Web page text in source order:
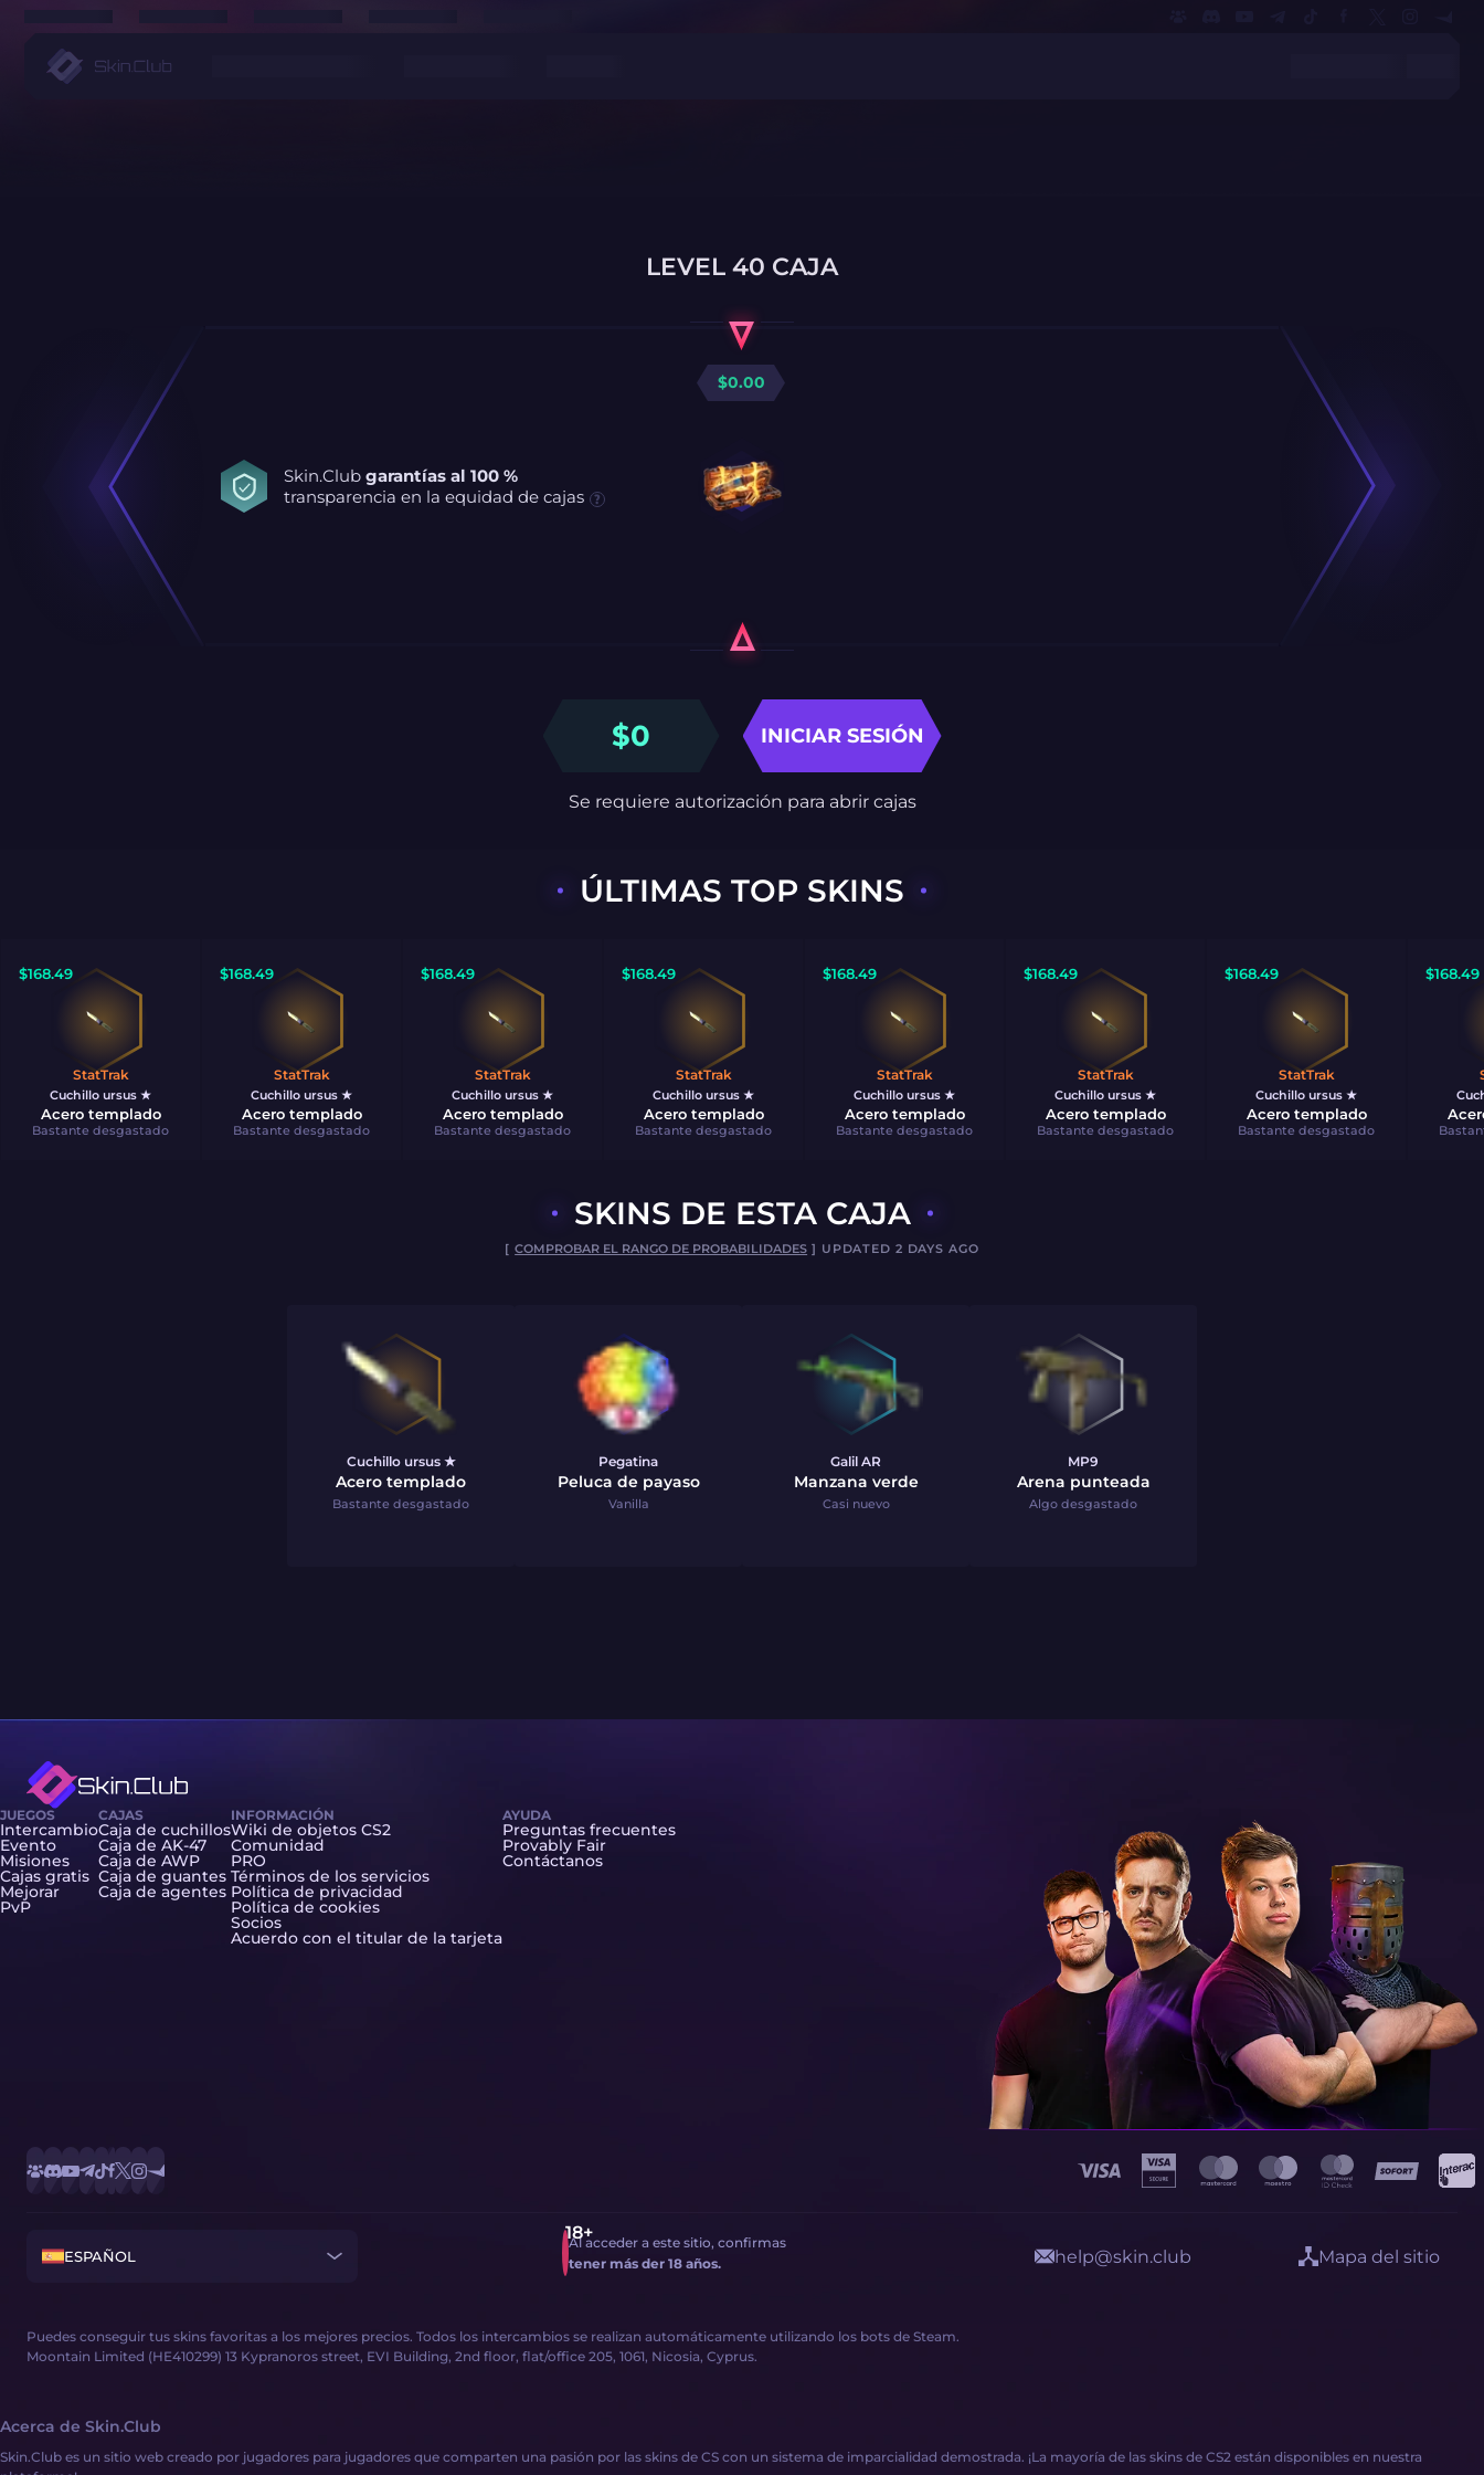
LEVEL 40 CAJA
Skin.Club garantías al 100 %
transparencia en la equidad de cajas
$0.00
$0 INICIAR SESIÓN
Se requiere autorización para abrir cajas
ÚLTIMAS TOP SKINS
$168.49
StatTrak
Cuchillo ursus ★
Acero templado
Bastante desgastado
$168.49
StatTrak
Cuchillo ursus ★
Acero templado
Bastante desgastado
$168.49
StatTrak
Cuchillo ursus ★
Acero templado
Bastante desgastado
$168.49
StatTrak
Cuchillo ursus ★
Acero templado
Bastante desgastado
$168.49
StatTrak
Cuchillo ursus ★
Acero templado
Bastante desgastado
$168.49
StatTrak
Cuchillo ursus ★
Acero templado
Bastante desgastado
$168.49
StatTrak
Cuchillo ursus ★
Acero templado
Bastante desgastado
$168.49
SKINS DE ESTA CAJA
[COMPROBAR EL RANGO DE PROBABILIDADES ] UPDATED 2 DAYS AGO
Cuchillo ursus ★
Acero templado
Bastante desgastado
Pegatina
Peluca de payaso
Vanilla
Galil AR
Manzana verde
Casi nuevo
MP9
Arena punteada
Algo desgastado
Puedes conseguir tus skins favoritas a los mejores precios. Todos los intercambios se realizan automáticamente utilizando los bots de Steam.
Moontain Limited (HE410299) 13 Kypranoros street, EVI Building, 2nd floor, flat/office 205, 1061, Nicosia, Cyprus.
ESPAÑOL
JUEGOS
Intercambio
Evento
Misiones
Cajas gratis
Mejorar
PvP
CAJAS
Caja de cuchillos
Caja de AK-47
Caja de AWP
Caja de guantes
Caja de agentes
INFORMACIÓN
Wiki de objetos CS2
Comunidad
PRO
Términos de los servicios
Política de privacidad
Política de cookies
Socios
Acuerdo con el titular de la tarjeta
AYUDA
Preguntas frecuentes
Provably Fair
Contáctanos
Al acceder a este sitio, confirmas
tener más der 18 años.
help@skin.club Mapa del sitio
Acerca de Skin.Club
Skin.Club es un sitio web creado por jugadores para jugadores que comparten una pasión por las skins de CS con un sistema de imparcialidad demostrada. ¡La mayoría de las skins de CS2 están disponibles en nuestra